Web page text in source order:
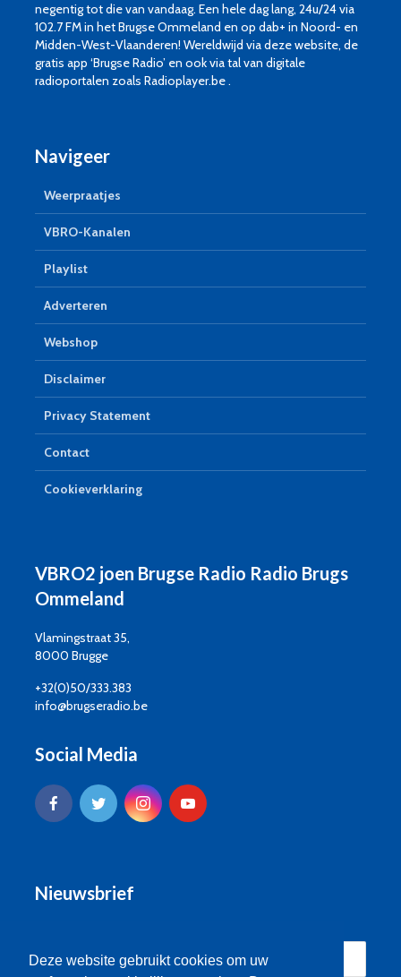
Deze website gebruikt cookies om uw
negentig tot die van vandaag. Een hele dag lang, 24u/24 via
102.7 FM in het Brugse Ommeland en op dab+ in Noord- en
Midden-West-Vlaanderen! Wereldwijd via deze website, de
gratis app ‘Brugse Radio’ en ook via tal van digitale
radioportalen zoals Radioplayer.be .
Navigeer
Weerpraatjes
VBRO-Kanalen
Playlist
Adverteren
Webshop
Disclaimer
Privacy Statement
Contact
Cookieverklaring
VBRO2 joen Brugse Radio Radio Brugs
Ommeland
Vlamingstraat 35,
8000 Brugge
+32(0)50/333.383
info@brugseradio.be
Social Media
Nieuwsbrief